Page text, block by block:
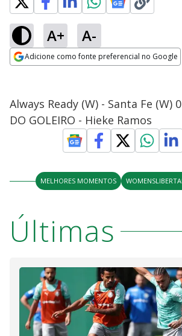
A+ A-
Adicione como fonte preferencial no Google
Always Ready (W) - Santa Fe (W)
DO GOLEIRO - Hieke Ramos
MELHORES MOMENTOS
Últimas